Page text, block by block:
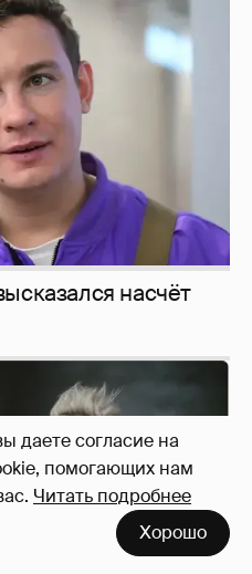
даете согласие на
помогающих нам
Читать подробнее
Хорошо
насчёт
о съёмках для
3